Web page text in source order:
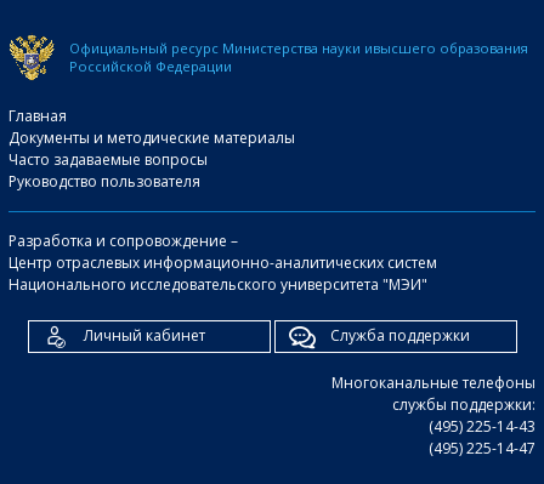
Официальный ресурс Министерства науки ивысшего образования
Российской Федерации
Главная
Документы и методические материалы
Часто задаваемые вопросы
Руководство пользователя
Разработка и сопровождение –
Центр отраслевых информационно-аналитических систем
Национального исследовательского университета "МЭИ"
Личный кабинет Служба поддержки
Многоканальные телефоны
службы поддержки:
(495) 225-14-43
(495) 225-14-47